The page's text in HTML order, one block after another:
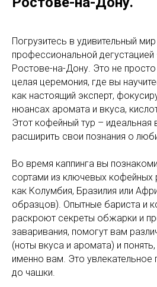
Погрузитесь в удивительный
профессиональной дегустацией
Ростове-на-Дону. Это не
целая церемония, где вы
как настоящий эксперт,
нюансах аромата и вкуса,
Этот кофейный тур –
расширить свои познания о
Во время каппинга вы
сортами из ключевых кофейных
как Колумбия, Бразилия или
образцов). Опытные бариста и
раскроют секреты обжарки и
заваривания, помогут вам
(ноты вкуса и аромата) и
именно вам. Это увлекательное
до чашки.